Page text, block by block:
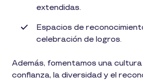
extendidas.
Espacios de
celebración de logros.
Además, fomentamos una
confianza, la diversidad y el